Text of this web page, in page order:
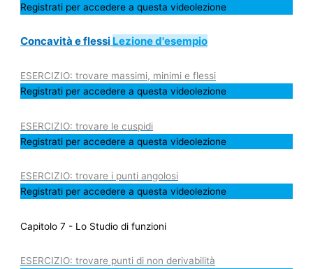
Registrati per accedere a questa videolezione
Concavità e flessi Lezione d'esempio
ESERCIZIO: trovare massimi, minimi e flessi
Registrati per accedere a questa videolezione
ESERCIZIO: trovare le cuspidi
Registrati per accedere a questa videolezione
ESERCIZIO: trovare i punti angolosi
Registrati per accedere a questa videolezione
Capitolo 7 - Lo Studio di funzioni
ESERCIZIO: trovare punti di non derivabilità